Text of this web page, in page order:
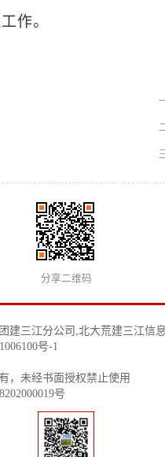
作。
分享二维码
建三江分公司,北大荒建三江信
号-1
，未经书面授权禁止使用
号